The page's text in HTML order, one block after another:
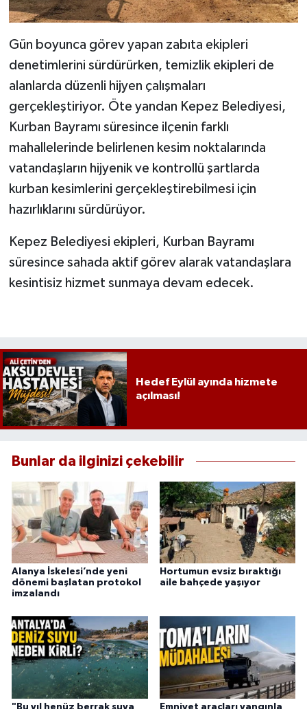
Gün boyunca görev yapan zabıta ekipleri
denetimlerini sürdürürken, temizlik ekipleri de
alanlarda düzenli hijyen çalışmaları
gerçekleştiriyor. Öte yandan Kepez Belediyesi,
Kurban Bayramı süresince ilçenin farklı
mahallelerinde belirlenen kesim noktalarında
vatandaşların hijyenik ve kontrollü şartlarda
kurban kesimlerini gerçekleştirebilmesi için
hazırlıklarını sürdürüyor.
Kepez Belediyesi ekipleri, Kurban Bayramı
süresince sahada aktif görev alarak vatandaşlara
kesintisiz hizmet sunmaya devam edecek.
Hedef Eylül ayında hizmete
açılması!
Bunlar da ilginizi çekebilir
Alanya İskelesi’nde yeni
dönemi başlatan protokol
imzalandı
Hortumun evsiz bıraktığı
aile bahçede yaşıyor
"Bu yıl henüz berrak suya Emniyet araçları yangınla